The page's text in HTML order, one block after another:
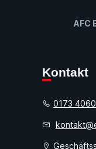
AFC
Kontakt
0173